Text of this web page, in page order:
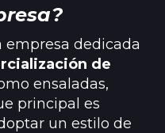
empresa dedicada
de
ensaladas,
principal es
un estilo de